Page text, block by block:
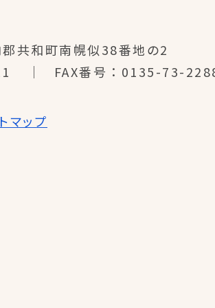
共和町南幌似38番地の2
FAX番号 0135-73-
マップ